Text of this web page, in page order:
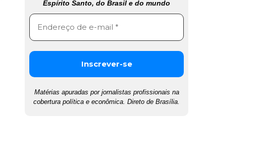
Espírito Santo, do Brasil e do mundo
Matérias apuradas por jornalistas profissionais na
cobertura política e econômica. Direto de Brasília.